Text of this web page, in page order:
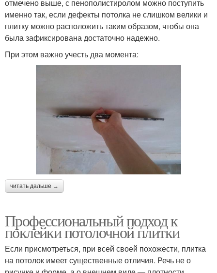
отмечено выше, с пенополистиролом можно поступить
именно так, если дефекты потолка не слишком велики и
плитку можно расположить таким образом, чтобы она
была зафиксирована достаточно надежно.
При этом важно учесть два момента:
читать дальше →
Профессиональный подход к
поклейки потолочной плитки
Если присмотреться, при всей своей похожести, плитка
на потолок имеет существенные отличия. Речь не о